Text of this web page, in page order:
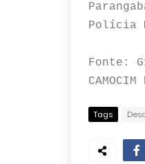
Polícia
Fonte:
Tags